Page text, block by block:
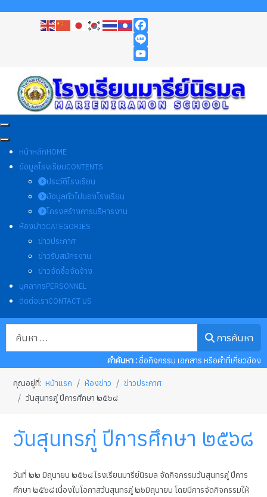
หน้าหลักHOME
ข้อมูลโรงเรียนCONTENTS
ประวัติโรงเรียน
ข้อมูลทั่วไปของโรงเรียน
โครงสร้างการบริหารงาน
ห้องข่าวCATEGORIES
ข่าวประกาศ
ข่าวรับสมัครงาน
ข่าวจัดซื้อจัดจ้าง
บุคลากรPERSONNEL
ติดต่อเราCONTACT US
การค้นหา
คำค้นหา :ชื่อกิจกรรม เอกสาร หรือคำที่เกี่ยวข้อง
คุณอยู่ที่:หน้าแรก ห้องข่าว
ข่าวประกาศ
วันสุนทรภู่ ปีการศึกษา ๒๕๖๘
วันสุนทรภู่ ปีการศึกษา ๒๕๖๘
วันที่ ๒๒ มิถุนายน ๒๕๖๘ โรงเรียนมารีย์นิรมล จัดกิจกรรมวันสุนทรภู่ ปีการ
ศึกษา ๒๕๖๘ เนื่องในโอกาสวันสุนทรภู่ ๒๖มิถุนายน โดยมีการจัดกิจกรรมให้